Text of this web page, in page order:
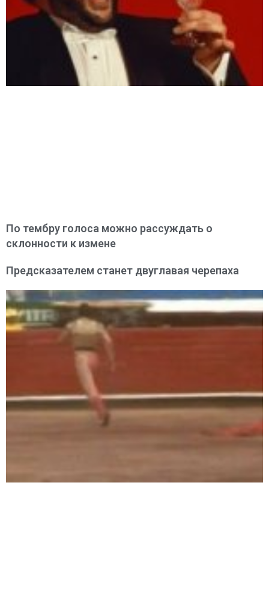
По тембру голоса можно рассуждать о
склонности к измене
Предсказателем станет двуглавая черепаха